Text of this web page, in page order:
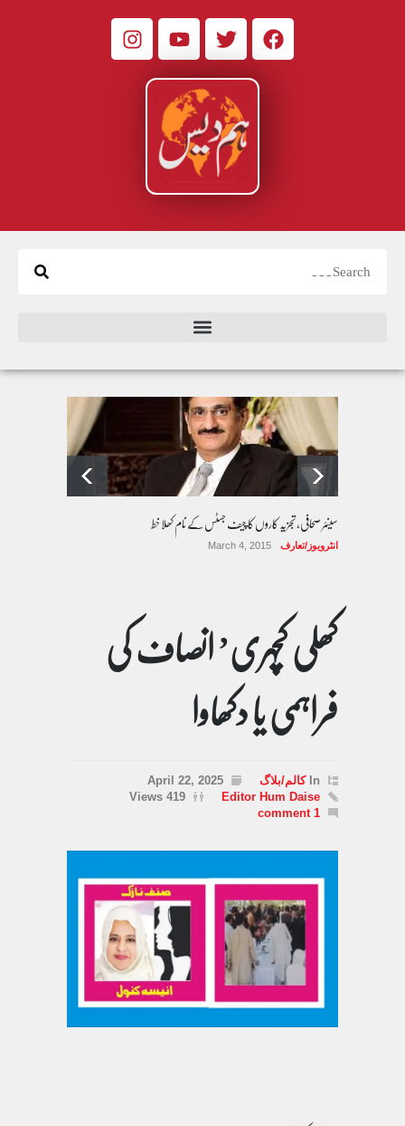
سینئر صحافی، تجزیہ کاروں کا چیف جسٹس کے نام کھلا خط
انٹرویوز/تعارف March 4, 2015
کھلی کچہری’ انصاف کی
فراہمی یا دکھاوا
In کالم/بلاگ
April 22, 2025
Editor Hum Daise
419 Views
1 comment